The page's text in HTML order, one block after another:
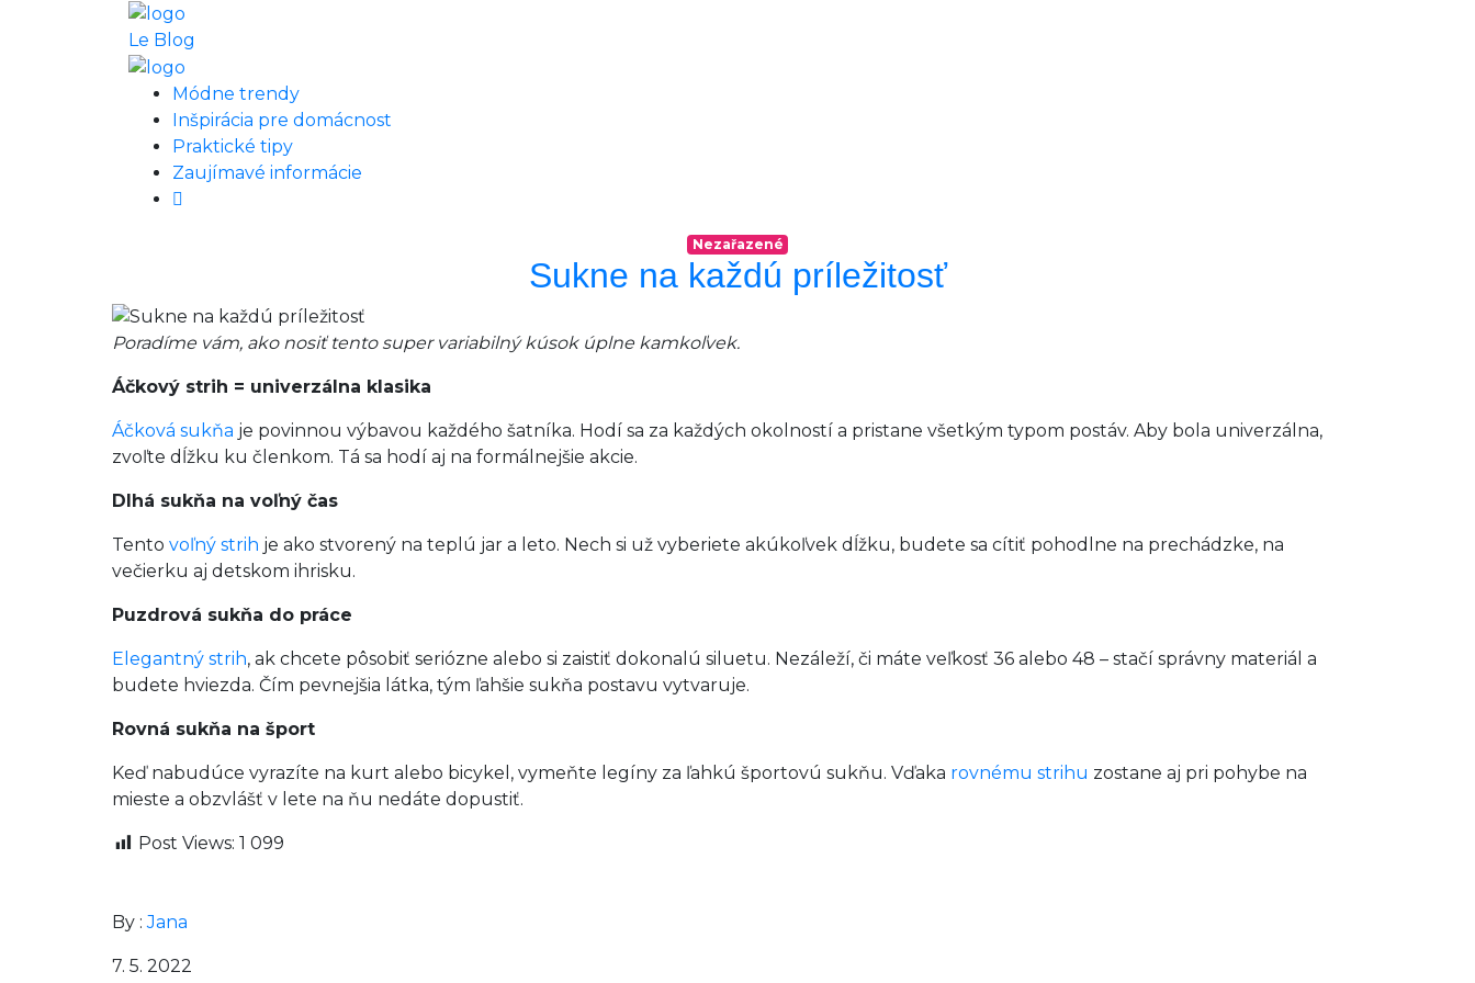
Le Blog
Módne trendy
Inšpirácia pre domácnost
Praktické tipy
Zaujímavé informácie
Nezařazené
Sukne na každú príležitosť
Poradíme vám, ako nosiť tento super variabilný kúsok úplne kamkoľvek.
Áčkový strih = univerzálna klasika
Áčková sukňa je povinnou výbavou každého šatníka. Hodí sa za každých okolností a pristane všetkým typom postáv. Aby bola univerzálna,
zvoľte dĺžku ku členkom. Tá sa hodí aj na formálnejšie akcie.
Dlhá sukňa na voľný čas
Tento voľný strih je ako stvorený na teplú jar a leto. Nech si už vyberiete akúkoľvek dĺžku, budete sa cítiť pohodlne na prechádzke, na
večierku aj detskom ihrisku.
Puzdrová sukňa do práce
Elegantný strih, ak chcete pôsobiť seriózne alebo si zaistiť dokonalú siluetu. Nezáleží, či máte veľkosť 36 alebo 48 – stačí správny materiál a
budete hviezda. Čím pevnejšia látka, tým ľahšie sukňa postavu vytvaruje.
Rovná sukňa na šport
Keď nabudúce vyrazíte na kurt alebo bicykel, vymeňte legíny za ľahkú športovú sukňu. Vďaka rovnému strihu zostane aj pri pohybe na
mieste a obzvlášť v lete na ňu nedáte dopustiť.
Post Views: 1 099
By :Jana
7. 5. 2022